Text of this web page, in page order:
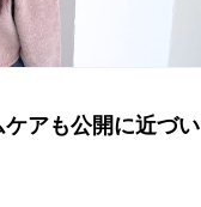
アも公開に近づい